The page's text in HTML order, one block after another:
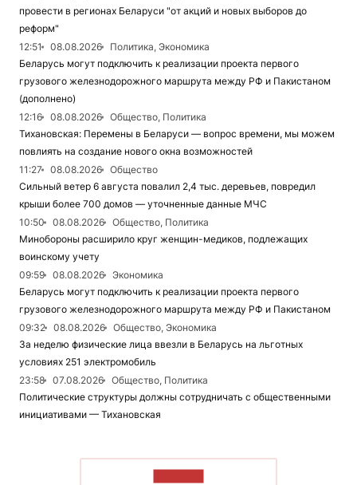
провести в регионах Беларуси "от акций и новых выборов до
реформ"
12:51
08.08.2026
Политика, Экономика
Беларусь могут подключить к реализации проекта первого
грузового железнодорожного маршрута между РФ и Пакистаном
(дополнено)
12:16
08.08.2026
Общество, Политика
Тихановская: Перемены в Беларуси — вопрос времени, мы можем
повлиять на создание нового окна возможностей
11:27
08.08.2026
Общество
Сильный ветер 6 августа повалил 2,4 тыс. деревьев, повредил
крыши более 700 домов — уточненные данные МЧС
10:50
08.08.2026
Общество, Политика
Минобороны расширило круг женщин-медиков, подлежащих
воинскому учету
09:59
08.08.2026
Экономика
Беларусь могут подключить к реализации проекта первого
грузового железнодорожного маршрута между РФ и Пакистаном
09:32
08.08.2026
Общество, Экономика
За неделю физические лица ввезли в Беларусь на льготных
условиях 251 электромобиль
23:58
07.08.2026
Общество, Политика
Политические структуры должны сотрудничать с общественными
инициативами — Тихановская